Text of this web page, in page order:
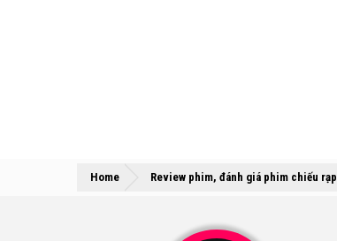
Home Review phim, đánh giá phim chiếu rạp